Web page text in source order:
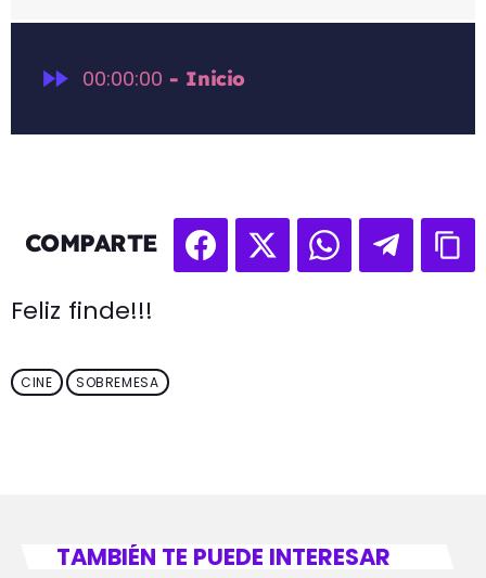
fast_forward 00:00:00 - Inicio
COMPARTE
Feliz finde!!!
CINE SOBREMESA
TAMBIÉN TE PUEDE INTERESAR